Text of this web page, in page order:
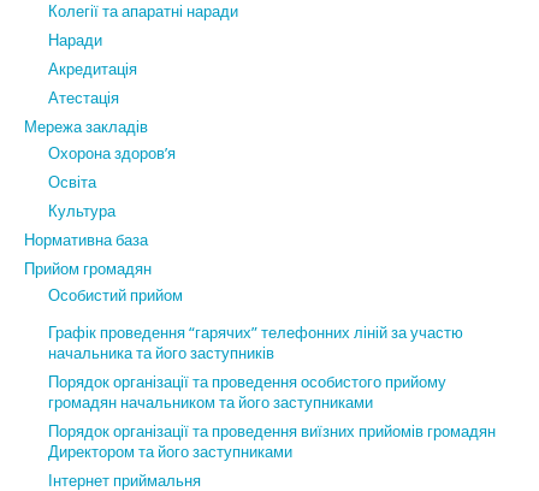
Колегії та апаратні наради
Наради
Акредитація
Атестація
Мережа закладів
Охорона здоров’я
Освіта
Культура
Нормативна база
Прийом громадян
Особистий прийом
Графік проведення “гарячих” телефонних ліній за участю
начальника та його заступників
Порядок організації та проведення особистого прийому
громадян начальником та його заступниками
Порядок організації та проведення виїзних прийомів громадян
Директором та його заступниками
Інтернет приймальня